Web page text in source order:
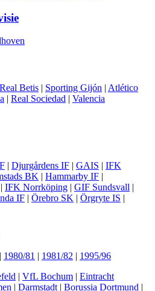
Real Betis | Sporting Gijón | Atlético
| Real Sociedad | Valencia
| Djurgårdens IF | GAIS | IFK
BK | Hammarby IF |
| IFK Norrköping | GIF Sundsvall |
IF | Örebro SK | Örgryte IS |
| 1980/81 | 1981/82 | 1995/96
| VfL Bochum | Eintracht
| Darmstadt | Borussia Dortmund |